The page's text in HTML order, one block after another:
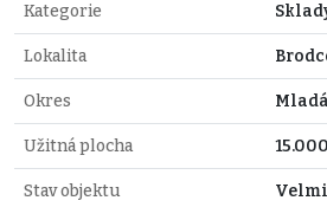
Kategorie
Lokalita
Okres
Užitná plocha
Stav objektu